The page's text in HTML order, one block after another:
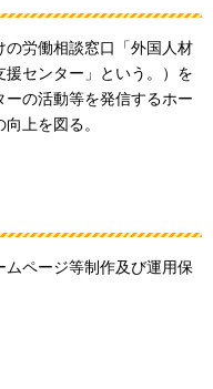
労働相談窓口「外国人材
センター」という。）を
の活動等を発信するホー
上を図る。
ページ等制作及び運用保